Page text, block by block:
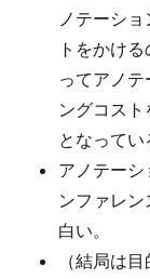
ノテーシ
トをかけ
ってアノ
ングコス
となってい
アノテー
ンファレ
白い。
（結局は